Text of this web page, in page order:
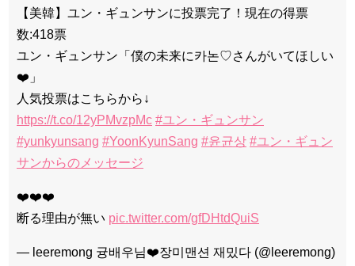
【美韓】ユン・ギュンサンに投票完了！現在の得票
数:418票
ユン・ギュンサン「僕の未来に카논♡さんがいてほしい
❤️」
人気投票はこちらから↓
https://t.co/12yPMvzpMc #ユン・ギュンサン
#yunkyunsang #YoonKyunSang #윤균상 #ユン・ギュン
サンからのメッセージ
❤️❤️❤️
断る理由が無い pic.twitter.com/gfDHtdQuiS
— leeremong 귱배우님❤️장미맨션 재밌다 (@leeremong)